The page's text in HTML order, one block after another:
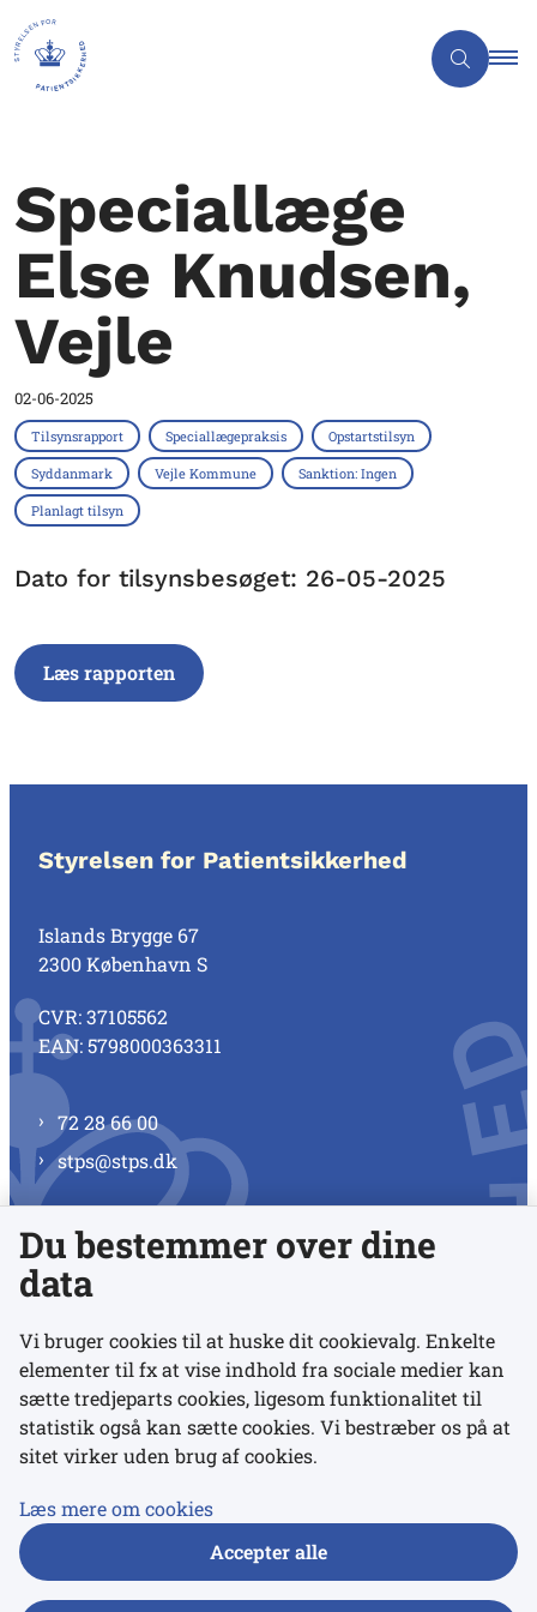
Speciallæge
Else Knudsen,
Vejle
02-06-2025
Tilsynsrapport Speciallægepraksis Opstartstilsyn
Syddanmark Vejle Kommune Sanktion: Ingen
Planlagt tilsyn
Dato for tilsynsbesøget: 26-05-2025
Læs rapporten
Styrelsen for Patientsikkerhed
Islands Brygge 67
2300 København S
CVR: 37105562
EAN: 5798000363311
72 28 66 00
stps@stps.dk
Se alle kontaktnumre
Links
Udgivelser
Du bestemmer over dine
data
Vi bruger cookies til at huske dit cookievalg. Enkelte
elementer til fx at vise indhold fra sociale medier kan
sætte tredjeparts cookies, ligesom funktionalitet til
statistik også kan sætte cookies. Vi bestræber os på at
sitet virker uden brug af cookies.
Læs mere om cookies
Accepter alle